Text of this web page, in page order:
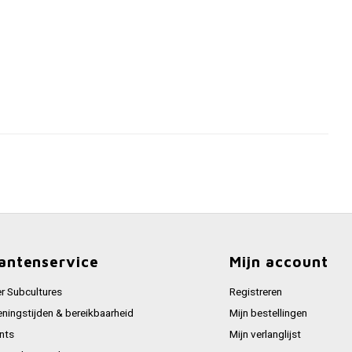
Subcultures
& bereikbaarheid
Mijn account
Registreren
Mijn bestellingen
Mijn verlanglijst